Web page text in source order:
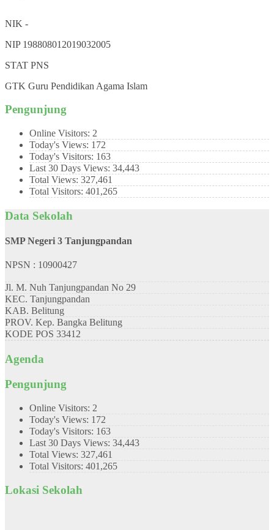
NIK -
NIP 198808012019032005
STAT PNS
GTK Guru Pendidikan Agama Islam
Pengunjung
Online Visitors: 2
Today's Views: 172
Today's Visitors: 163
Last 30 Days Views: 34,443
Total Views: 327,461
Total Visitors: 401,265
Data Sekolah
SMP Negeri 3 Tanjungpandan
NPSN : 10900427
Jl. M. Nuh Tanjungpandan No 29
KEC. Tanjungpandan
KAB. Belitung
PROV. Kep. Bangka Belitung
KODE POS 33412
Agenda
Pengunjung
Online Visitors: 2
Today's Views: 172
Today's Visitors: 163
Last 30 Days Views: 34,443
Total Views: 327,461
Total Visitors: 401,265
Lokasi Sekolah